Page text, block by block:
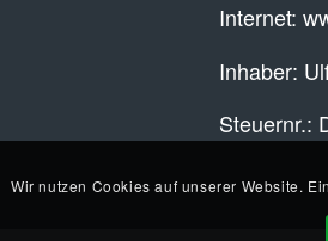
Internet:
Inhaber:
Steuernr.:
Wir nutzen Cookies auf unserer Website.